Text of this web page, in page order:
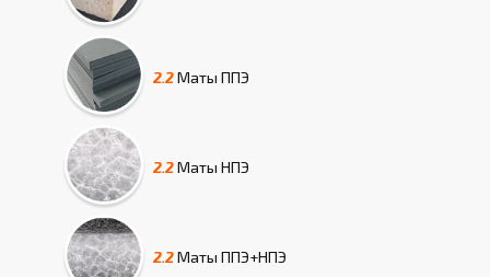
2.2Маты ППЭ
2.2Маты НПЭ
2.2Маты ППЭ+НПЭ